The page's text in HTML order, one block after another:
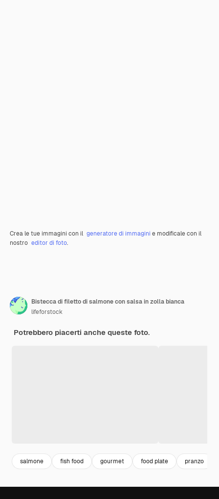
Crea le tue immagini con il generatore di immagini e modificale con il
nostro editor di foto.
Bistecca di filetto di salmone con salsa in zolla bianca
lifeforstock
Potrebbero piacerti anche queste foto.
salmone fish food gourmet food plate pranzo